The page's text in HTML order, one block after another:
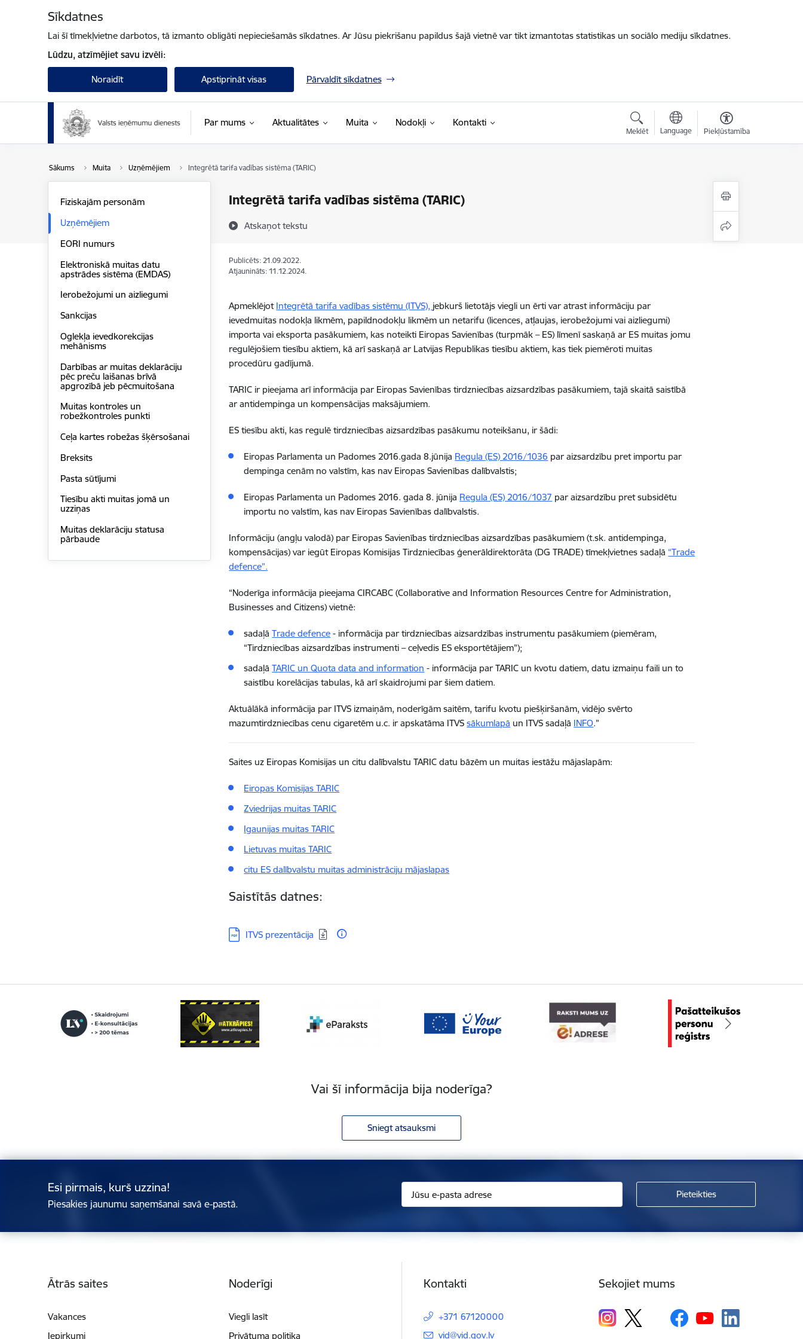
Sīkdatnes
Lai šī tīmekļvietne darbotos, tā izmanto obligāti nepieciešamās sīkdatnes. Ar Jūsu piekrišanu papildus šajā vietnē var tikt izmantotas statistikas un sociālo mediju sīkdatnes.
Lūdzu, atzīmējiet savu izvēli:
Noraidīt Apstiprināt visas Pārvaldīt sīkdatnes
Par mums Aktualitātes Muita Nodokļi Kontakti
Meklēt Language Piekļūstamība
Sākums Muita Uzņēmējiem Integrētā tarifa vadības sistēma (TARIC)
Integrētā tarifa vadības sistēma (TARIC)
Atskaņot tekstu
Fiziskajām personām
Uzņēmējiem
EORI numurs
Elektroniskā muitas datu
apstrādes sistēma (EMDAS)
Ierobežojumi un aizliegumi
Sankcijas
Oglekļa ievedkorekcijas
mehānisms
Darbības ar muitas deklarāciju
pēc preču laišanas brīvā
apgrozībā jeb pēcmuitošana
Muitas kontroles un
robežkontroles punkti
Ceļa kartes robežas šķērsošanai
Breksits
Pasta sūtījumi
Tiesību akti muitas jomā un
uzziņas
Muitas deklarāciju statusa
pārbaude
Publicēts: 21.09.2022.
Atjaunināts: 11.12.2024.
Apmeklējot Integrētā tarifa vadības sistēmu (ITVS), jebkurš lietotājs viegli un ērti var atrast informāciju par
ievedmuitas nodokļa likmēm, papildnodokļu likmēm un netarifu (licences, atļaujas, ierobežojumi vai aizliegumi)
importa vai eksporta pasākumiem, kas noteikti Eiropas Savienības (turpmāk – ES) līmenī saskaņā ar ES muitas jomu
regulējošiem tiesību aktiem, kā arī saskaņā ar Latvijas Republikas tiesību aktiem, kas tiek piemēroti muitas
procedūru gadījumā.
TARIC ir pieejama arī informācija par Eiropas Savienības tirdzniecības aizsardzības pasākumiem, tajā skaitā saistībā
ar antidempinga un kompensācijas maksājumiem.
ES tiesību akti, kas regulē tirdzniecības aizsardzības pasākumu noteikšanu, ir šādi:
Eiropas Parlamenta un Padomes 2016.gada 8.jūnija Regula (ES) 2016/1036 par aizsardzību pret importu par
dempinga cenām no valstīm, kas nav Eiropas Savienības dalībvalstis;
Eiropas Parlamenta un Padomes 2016. gada 8. jūnija Regula (ES) 2016/1037 par aizsardzību pret subsidētu
importu no valstīm, kas nav Eiropas Savienības dalībvalstis.
Informāciju (angļu valodā) par Eiropas Savienības tirdzniecības aizsardzības pasākumiem (t.sk. antidempinga,
kompensācijas) var iegūt Eiropas Komisijas Tirdzniecības ģenerāldirektorāta (DG TRADE)tīmekļvietnes sadaļā “Trade
defence”.
“Noderīga informācija pieejama CIRCABC (Collaborative and Information Resources Centre for Administration,
Businesses and Citizens) vietnē:
sadaļāTrade defence - informācija par tirdzniecības aizsardzības instrumentu pasākumiem (piemēram,
“Tirdzniecības aizsardzības instrumenti – ceļvedis ES eksportētājiem”);
sadaļāTARIC un Quota data and information - informācija par TARIC un kvotu datiem, datu izmaiņu faili un to
saistību korelācijas tabulas, kā arī skaidrojumi par šiem datiem.
Aktuālākā informācija par ITVS izmaiņām, noderīgām saitēm, tarifu kvotu piešķiršanām, vidējo svērto
mazumtirdzniecības cenu cigaretēm u.c. ir apskatāma ITVSsākumlapā un ITVS sadaļā INFO.”
Saites uz Eiropas Komisijas un citu dalībvalstu TARIC datu bāzēm un muitas iestāžu mājaslapām:
Eiropas Komisijas TARIC
Zviedrijas muitas TARIC
Igaunijas muitas TARIC
Lietuvas muitas TARIC
citu ES dalībvalstu muitas administrāciju mājaslapas
Saistītās datnes:
Lejupielādēt:
ITVS prezentācija
Vai šī informācija bija noderīga?
Sniegt atsauksmi
Esi pirmais, kurš uzzina!
Piesakies jaunumu saņemšanai savā e-pastā.
Ātrās saites
Vakances
Iepirkumi
Noderīgi
Viegli lasīt
Privātuma politika
Kontakti
+371 67120000
E-pasts:
vid@vid.gov.lv
Sekojiet mums